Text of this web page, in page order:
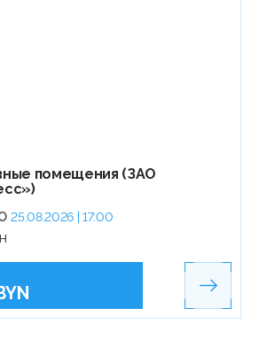
помещения (ЗАО
25.08.2026 | 17:00